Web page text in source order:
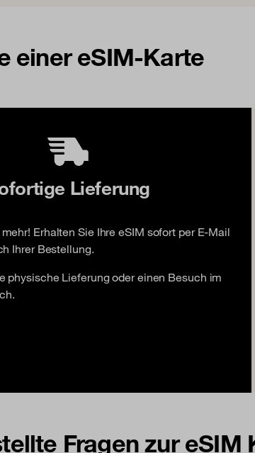
einer eSIM-Karte
Lieferung
Erhalten Sie Ihre eSIM sofort per E-Mail
Ihrer Bestellung.
physische Lieferung oder einen Besuch im
Fragen zur eSIM